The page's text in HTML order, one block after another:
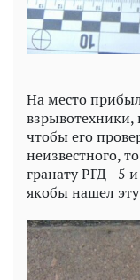
На место
чтобы его
неизвестного,
гранату РГД - 5
якобы нашел эту